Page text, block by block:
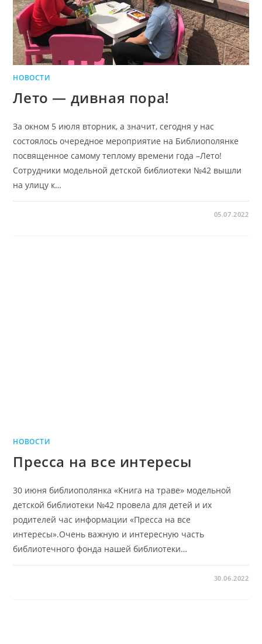
НОВОСТИ
Лето — дивная пора!
За окном 5 июля вторник, а значит, сегодня у нас
состоялось очередное мероприятие на Библиополянке
посвященное самому теплому времени года –Лето!
Сотрудники модельной детской библиотеки №42 вышли
на улицу к…
05.07.2022
НОВОСТИ
Пресса на все интересы
30 июня библиополянка «Книга на траве» модельной
детской библиотеки №42 провела для детей и их
родителей час информации «Пресса на все
интересы».Очень важную и интересную часть
библиотечного фонда нашей библиотеки…
30.06.2022